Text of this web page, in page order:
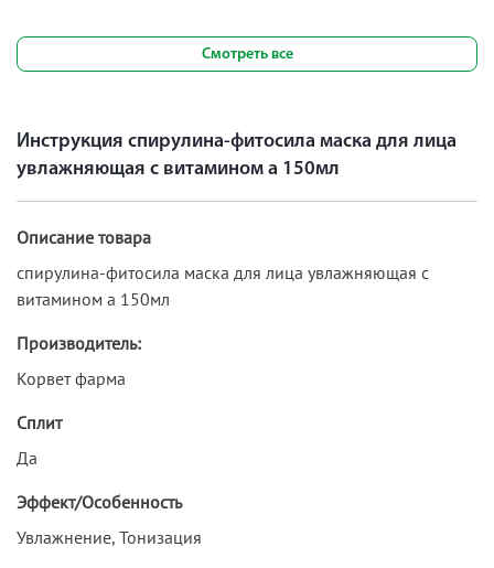
Смотреть все
Инструкция спирулина-фитосила маска для лица
увлажняющая с витамином а 150мл
Описание товара
спирулина-фитосила маска для лица увлажняющая с
витамином а 150мл
Производитель:
Корвет фарма
Сплит
Да
Эффект/Особенность
Увлажнение, Тонизация